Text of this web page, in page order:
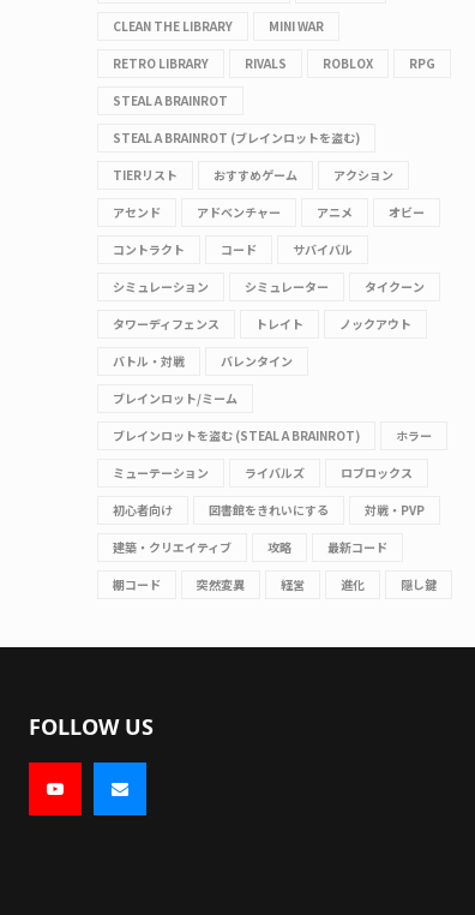
CLEAN THE LIBRARY MINI WAR
RETRO LIBRARY RIVALS ROBLOX RPG
STEAL A BRAINROT
STEAL A BRAINROT (ブレインロットを盗む)
TIERリスト おすすめゲーム アクション
アセンド アドベンチャー アニメ オビー
コントラクト コード サバイバル
シミュレーション シミュレーター タイクーン
タワーディフェンス トレイト ノックアウト
バトル・対戦 バレンタイン
ブレインロット/ミーム
ブレインロットを盗む (STEAL A BRAINROT) ホラー
ミューテーション ライバルズ ロブロックス
初心者向け 図書館をきれいにする 対戦・PVP
建築・クリエイティブ 攻略 最新コード
棚コード 突然変異 経営 進化 隠し鍵
FOLLOW US